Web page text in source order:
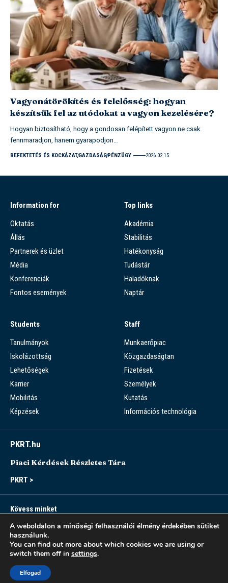
Vagyonátörökítés és felelősség: hogyan
készítsük fel az utódokat a vagyon kezelésére?
Hogyan biztosítható, hogy a gondosan felépített vagyon ne csak
fennmaradjon, hanem gyarapodjon…
BEFEKTETÉS ÉS KOCKÁZATGAZDASÁGPÉNZÜGY 2026.02.15.
Information for
Oktatás
Állás
Partnerek és üzlet
Média
Konferenciák
Fontos események
Top links
Akadémia
Stabilitás
Hatékonyság
Tudástár
Haladóknak
Naptár
Students
Tanulmányok
Iskolázottság
Lehetőségek
Karrier
Mobilitás
Képzések
Staff
Munkaerőpiac
Közgazdaságtan
Fizetések
Személyek
Kutatás
Információs technológia
PKRT.hu
Piaci Kérdések Részletes Tára
PKRT >
Kövess minket
SitemapAccessibility
A weboldalon a minőségi felhasználói élmény érdekében sütiket
használunk.
You can find out more about which cookies we are using or
switch them off in settings.
Elfogad